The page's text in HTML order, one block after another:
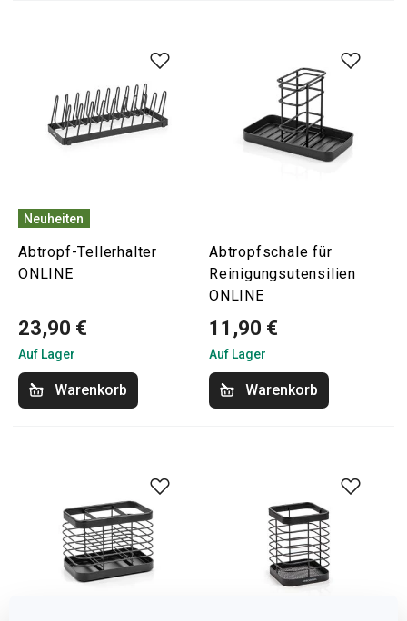
Neuheiten
Abtropf-Tellerhalter
ONLINE
23,90 €
Auf Lager
Warenkorb
Abtropfschale für
Reinigungsutensilien
ONLINE
11,90 €
Auf Lager
Warenkorb